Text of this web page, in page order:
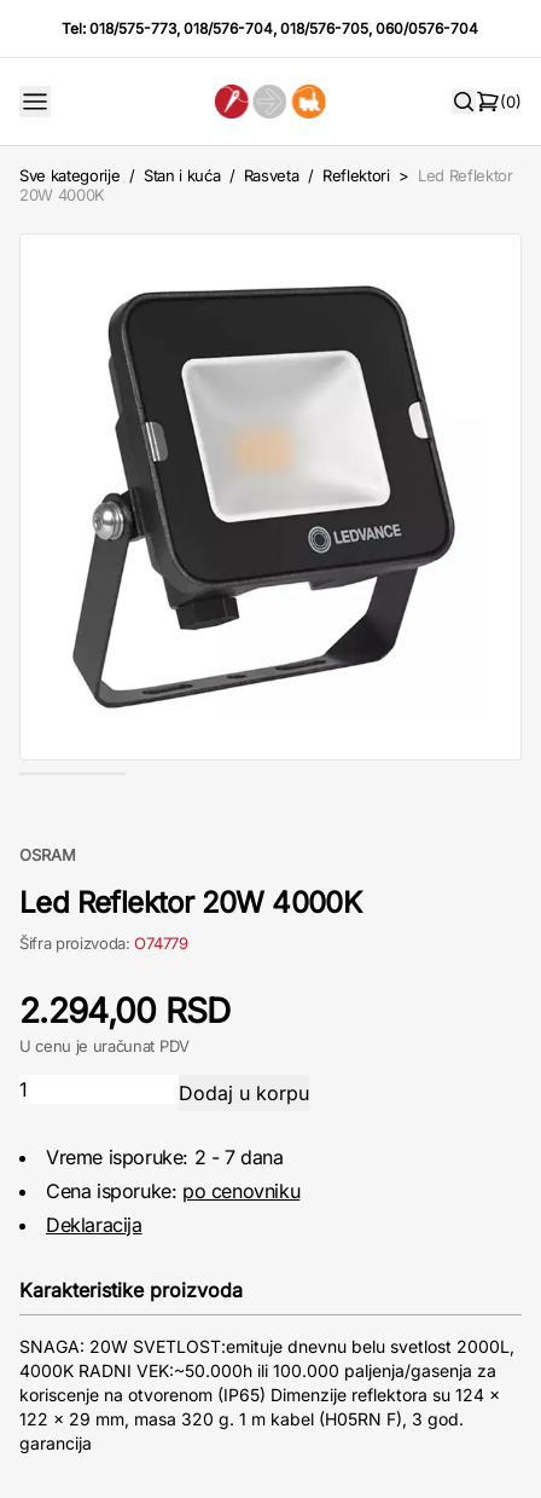
Tel:018/575-773,018/576-704,018/576-705,060/0576-704
(0)
Sve kategorije / Stan i kuća / Rasveta / Reflektori > Led Reflektor
20W 4000K
OSRAM
Led Reflektor 20W 4000K
Šifra proizvoda:O74779
2.294,00 RSD
U cenu je uračunat PDV
Vreme isporuke: 2 - 7 dana
Cena isporuke: po cenovniku
Deklaracija
Karakteristike proizvoda
SNAGA: 20W SVETLOST:emituje dnevnu belu svetlost 2000L,
4000K RADNI VEK:~50.000h ili 100.000 paljenja/gasenja za
koriscenje na otvorenom (IP65) Dimenzije reflektora su 124 x
122 x 29 mm, masa 320 g. 1 m kabel (H05RN F), 3 god.
garancija